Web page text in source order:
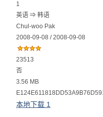
1
英语 ⇒ 韩语
Chul-woo Pak
2008-09-08 / 2008-09-08
23513
否
3.56 MB
本地下载 1